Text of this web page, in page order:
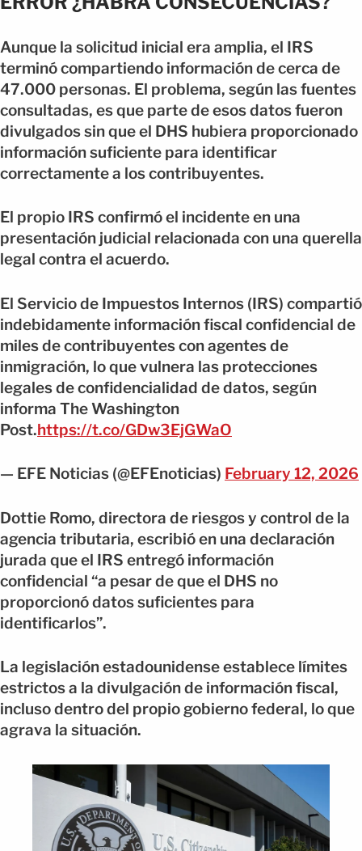
Aunque la solicitud inicial era amplia, el IRS
terminó compartiendo información de cerca de
47.000 personas. El problema, según las fuentes
consultadas, es que parte de esos datos fueron
divulgados sin que el DHS hubiera proporcionado
información suficiente para identificar
correctamente a los contribuyentes.
El propio IRS confirmó el incidente en una
presentación judicial relacionada con una querella
legal contra el acuerdo.
El Servicio de Impuestos Internos (IRS) compartió
indebidamente información fiscal confidencial de
miles de contribuyentes con agentes de
inmigración, lo que vulnera las protecciones
legales de confidencialidad de datos, según
informa The Washington
Post.https://t.co/GDw3EjGWaO
— EFE Noticias (@EFEnoticias) February 12, 2026
Dottie Romo, directora de riesgos y control de la
agencia tributaria, escribió en una declaración
jurada que el IRS entregó información
confidencial “a pesar de que el DHS no
proporcionó datos suficientes para
identificarlos”.
La legislación estadounidense establece límites
estrictos a la divulgación de información fiscal,
incluso dentro del propio gobierno federal, lo que
agrava la situación.